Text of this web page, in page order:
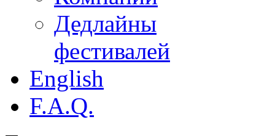
Дедлайны
фестивалей
English
F.A.Q.